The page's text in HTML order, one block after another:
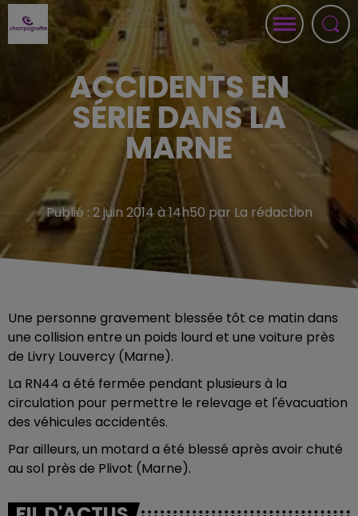
ACCIDENTS EN
SÉRIE DANS LA
MARNE
Publié : 2 juin 2014 à 14h50 par La rédaction
Une personne gravement blessée tôt ce matin dans
une collision entre un poids lourd et une voiture près
de Livry Louvercy (Marne).
La RN44 a été fermée pendant plusieurs à la
circulation pour permettre le relevage et l'évacuation
des véhicules accidentés.
Par ailleurs, un motard a été blessé après avoir chuté
au sol près de Plivot (Marne).